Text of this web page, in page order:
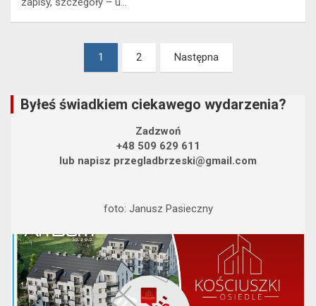
Stronicowanie
1 2 Następna
Byłeś świadkiem ciekawego wydarzenia?
Zadzwoń
+48 509 629 611
lub napisz przegladbrzeski@gmail.com
foto: Janusz Pasieczny